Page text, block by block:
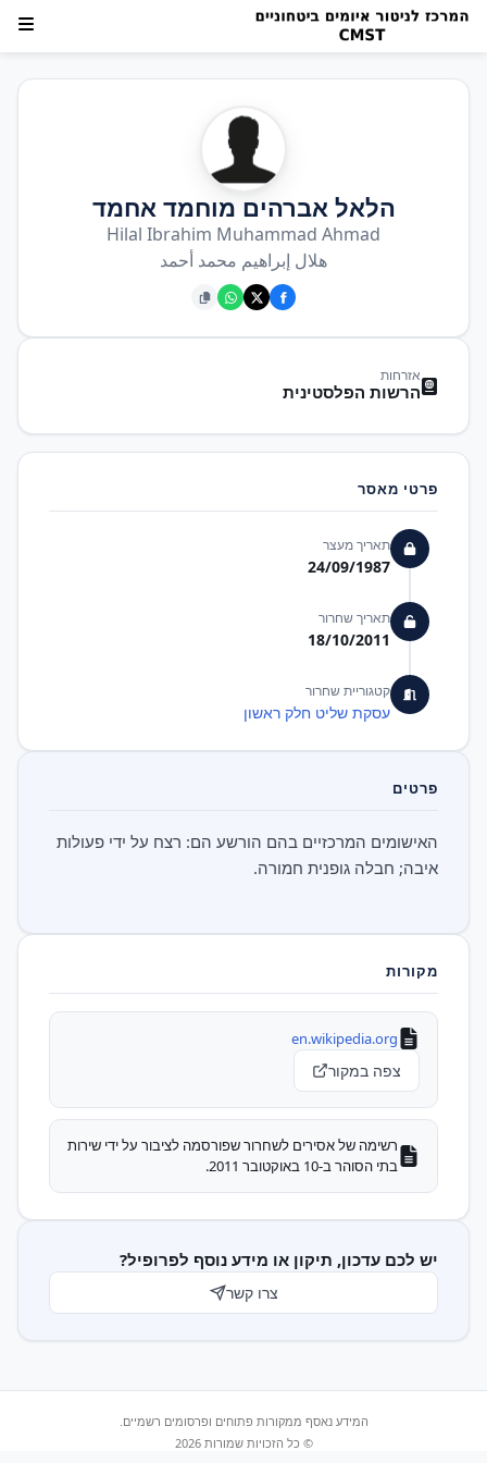
הלאל אברהים מוחמד אחמד
Hilal Ibrahim Muhammad Ahmad
هلال إبراهيم محمد أحمد
אזרחות
הרשות הפלסטינית
פרטי מאסר
תאריך מעצר
24/09/1987
תאריך שחרור
18/10/2011
קטגוריית שחרור
עסקת שליט חלק ראשון
פרטים
האישומים המרכזיים בהם הורשע הם: רצח על ידי פעולות
איבה; חבלה גופנית חמורה.
מקורות
en.wikipedia.org
צפה במקור
רשימה של אסירים לשחרור שפורסמה לציבור על ידי שירות
בתי הסוהר ב-10 באוקטובר 2011.
יש לכם עדכון, תיקון או מידע נוסף לפרופיל?
צרו קשר
המידע נאסף ממקורות פתוחים ופרסומים רשמיים.
© כל הזכויות שמורות 2026